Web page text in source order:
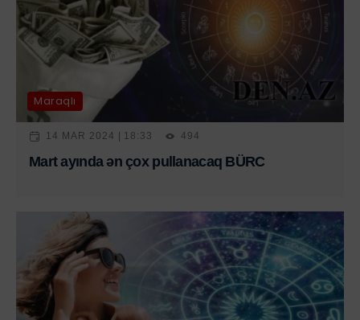
Maraqlı
14 MAR 2024 | 18:33 494
Mart ayında ən çox pullanacaq BÜRC